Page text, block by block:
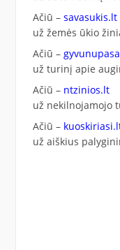
Ačiū – savasukis.lt
už žemės ūkio
Ačiū –
už turinį apie
Ačiū – ntzinios.lt
už nekilnojamojo
Ačiū –
už aiškius